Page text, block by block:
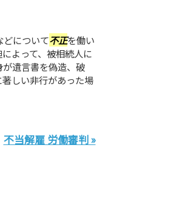
どについて不正を働い
よって、被相続人に
遺言書を偽造、破
しい非行があった場
不当解雇 労働審判 »